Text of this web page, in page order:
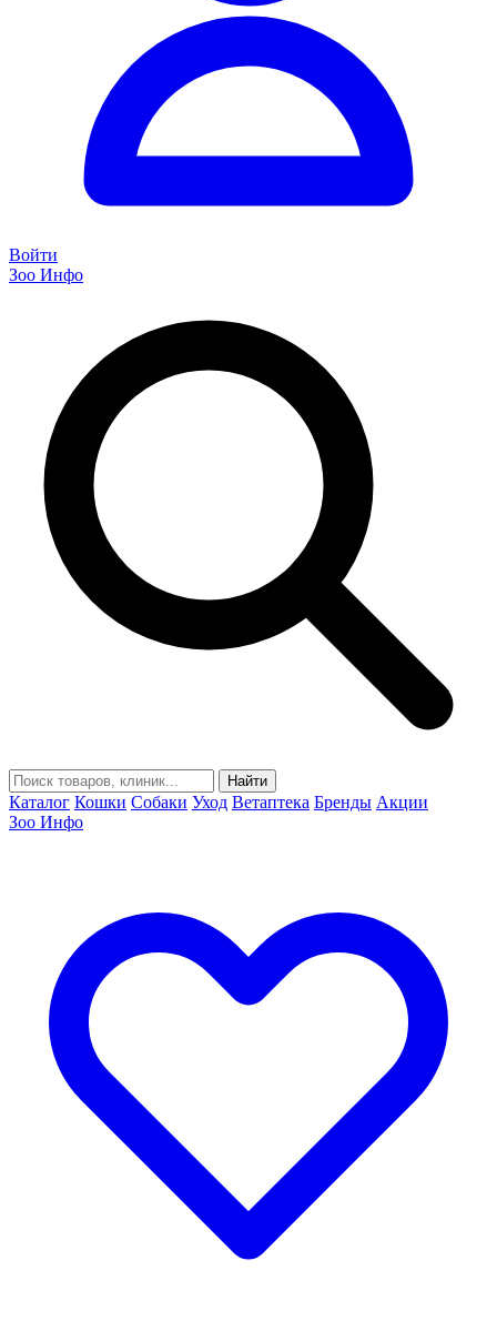
Войти
Зоо Инфо
Найти
Каталог Кошки Собаки Уход Ветаптека Бренды Акции
Зоо Инфо